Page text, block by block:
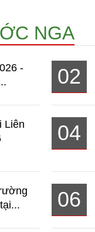
NGA
-
02
Liên
04
06